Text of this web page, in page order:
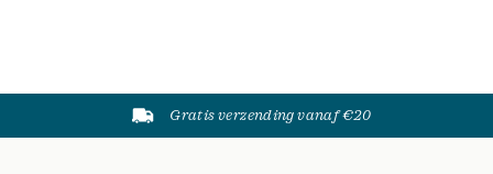
Gratis verzending vanaf €20